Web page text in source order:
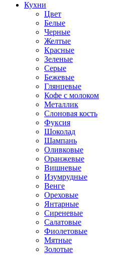
Кухни
Цвет
Белые
Черные
Желтые
Красные
Зеленые
Серые
Бежевые
Глянцевые
Кофе с молоком
Металлик
Слоновая кость
Фуксия
Шоколад
Шампань
Оливковые
Оранжевые
Вишневые
Изумрудные
Венге
Ореховые
Янтарные
Сиреневые
Салатовые
Фиолетовые
Мятные
Золотые